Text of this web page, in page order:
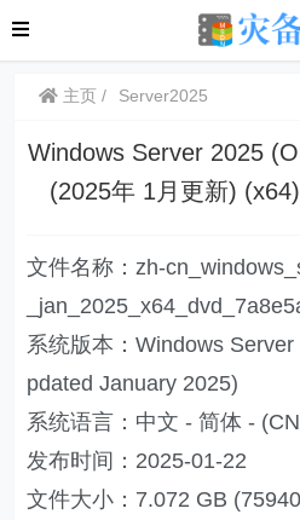
主页 Server2025
Windows Server 2025
(2025年 1月更新)
文件名称：zh-
系统版本：Windows
pdated January 2025)
系统语言：中文 - 简体 -
发布时间：2025-01-22
文件大小：7.072 GB